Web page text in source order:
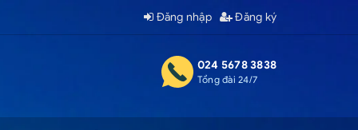
Đăng nhập Đăng ký
024 5678 3838
Tổng đài 24/7